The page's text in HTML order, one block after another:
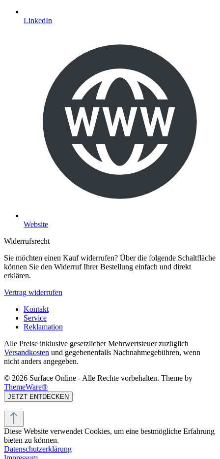
LinkedIn
Website
Widerrufsrecht
Sie möchten einen Kauf widerrufen? Über die folgende Schaltfläche
können Sie den Widerruf Ihrer Bestellung einfach und direkt
erklären.
Vertrag widerrufen
Kontakt
Service
Reklamation
Alle Preise inklusive gesetzlicher Mehrwertsteuer zuzüglich
Versandkosten und gegebenenfalls Nachnahmegebühren, wenn
nicht anders angegeben.
© 2026 Surface Online - Alle Rechte vorbehalten. Theme by
ThemeWare®
JETZT ENTDECKEN
Diese Website verwendet Cookies, um eine bestmögliche Erfahrung
bieten zu können.
Datenschutzerklärung